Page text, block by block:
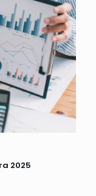
2025